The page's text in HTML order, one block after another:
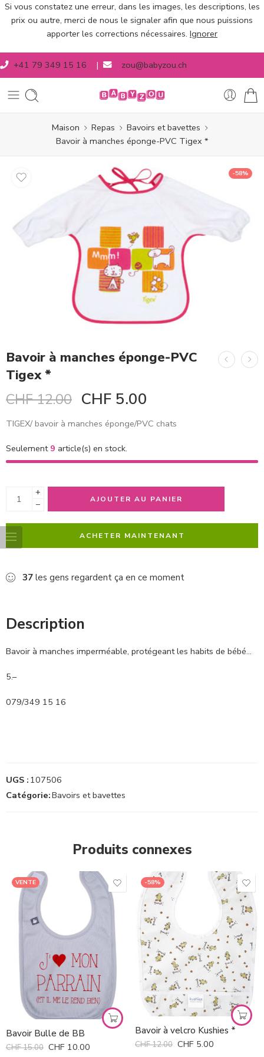
Si vous constatez une erreur, dans les images, les descriptions, les
prix ou autre, merci de nous le signaler afin que nous puissions
apporter les corrections nécessaires. Ignorer
+41 79 349 15 16 | zou@babyzou.ch
Maison Repas
Bavoirs et bavettes
Bavoir à manches éponge-PVC Tigex *
-58%
Bavoir à manches éponge-PVC
Tigex *
CHF12.00 CHF 5.00
TIGEX/ bavoir à manches éponge/PVC chats
Seulement 9 article(s) en stock.
+
−
AJOUTER AU PANIER
ACHETER MAINTENANT
37 les gens regardent ça en ce moment
Description
Bavoir à manches imperméable, protégeant les habits de bébé…
5.–
079/349 15 16
UGS : 107506
Catégorie:Bavoirs et bavettes
Produits connexes
VENTE
Bavoir Bulle de BB
CHF15.00 CHF 10.00
Gris
-58%
Bavoir à velcro Kushies *
CHF12.00 CHF 5.00